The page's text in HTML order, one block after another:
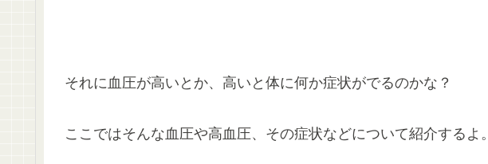
それに血圧が高いとか、高いと体に何か症状がでるのかな？
ここではそんな血圧や高血圧、その症状などについて紹介するよ。